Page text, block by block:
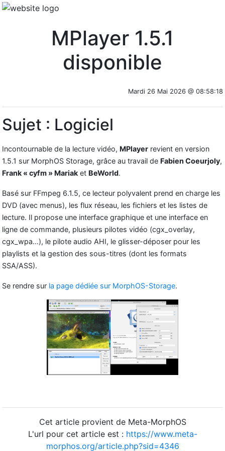
MPlayer 1.5.1
disponible
Mardi 26 Mai 2026 @ 08:58:18
Sujet : Logiciel
Incontournable de la lecture vidéo, MPlayer revient en version
1.5.1 sur MorphOS Storage, grâce au travail de Fabien Coeurjoly,
Frank « cyfm » Mariak et BeWorld.
Basé sur FFmpeg 6.1.5, ce lecteur polyvalent prend en charge les
DVD (avec menus), les flux réseau, les fichiers et les listes de
lecture. Il propose une interface graphique et une interface en
ligne de commande, plusieurs pilotes vidéo (cgx_overlay,
cgx_wpa…), le pilote audio AHI, le glisser-déposer pour les
playlists et la gestion des sous-titres (dont les formats
SSA/ASS).
Se rendre sur la page dédiée sur MorphOS-Storage.
Cet article provient de Meta-MorphOS
L'url pour cet article est : https://www.meta-
morphos.org/article.php?sid=4346